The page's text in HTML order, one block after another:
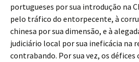
portugueses por sua introdução na
pelo tráfico do entorpecente, à
chinesa por sua dimensão, e à
judiciário local por sua ineficácia na
contrabando. Por sua vez, os défices